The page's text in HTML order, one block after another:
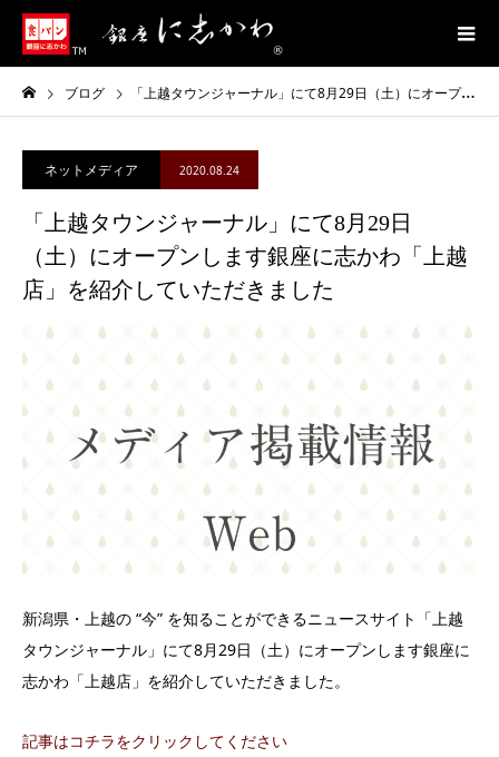
ブログ 「上越タウンジャーナル」にて8月29日（土）にオープンします銀座に志かわ「上越店」を紹介していただきました
ネットメディア 2020.08.24
「上越タウンジャーナル」にて8月29日
（土）にオープンします銀座に志かわ「上越
店」を紹介していただきました
新潟県・上越の “今” を知ることができるニュースサイト「上越
タウンジャーナル」にて8月29日（土）にオープンします銀座に
志かわ「上越店」を紹介していただきました。
記事はコチラをクリックしてください